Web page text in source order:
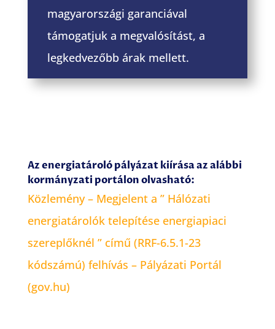
magyarországi garanciával
támogatjuk a megvalósítást, a
legkedvezőbb árak mellett.
Az energiatároló pályázat kiírása az alábbi
kormányzati portálon olvasható:
Közlemény – Megjelent a ” Hálózati
energiatárolók telepítése energiapiaci
szereplőknél ” című (RRF-6.5.1-23
kódszámú) felhívás – Pályázati Portál
(gov.hu)